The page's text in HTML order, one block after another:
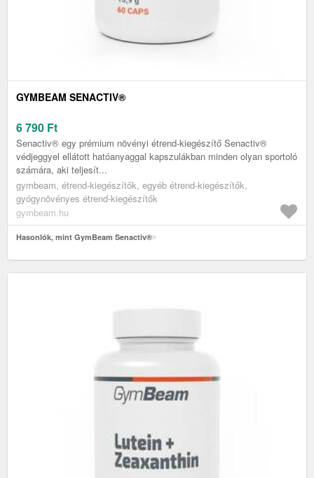
GYMBEAM SENACTIV®
6 790 Ft
Senactiv® egy prémium növényi étrend-kiegészítő Senactiv®
védjeggyel ellátott hatóanyaggal kapszulákban minden olyan sportoló
számára, aki teljesít...
gymbeam, étrend-kiegészítők, egyéb étrend-kiegészítők,
gyógynövényes étrend-kiegészítők
gymbeam.hu
Hasonlók, mint GymBeam Senactiv®